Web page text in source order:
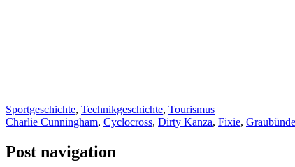
Sportgeschichte, Technikgeschichte, Tourismus
Charlie Cunningham, Cyclocross, Dirty Kanza, Fixie,
Post navigation